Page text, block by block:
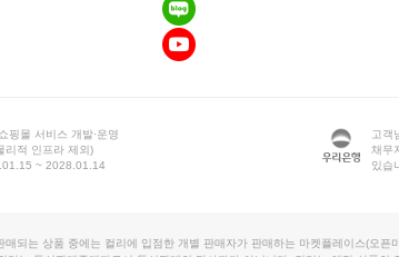
핑몰 서비스 개발·운영
리적 인프라 제외)
~ 2028.01.14
고객
채무
있습
매되는 상품 중에는 컬리에 입점한 개별 판매자가 판매하는 마켓플레이스(오픈